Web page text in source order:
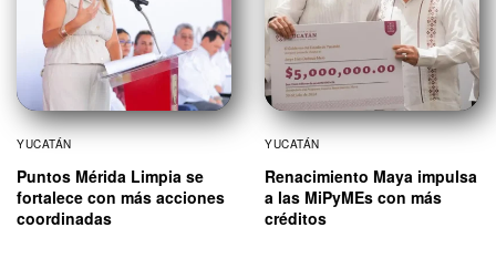
YUCATÁN
Puntos Mérida Limpia se
fortalece con más acciones
coordinadas
YUCATÁN
Renacimiento Maya impulsa
a las MiPyMEs con más
créditos